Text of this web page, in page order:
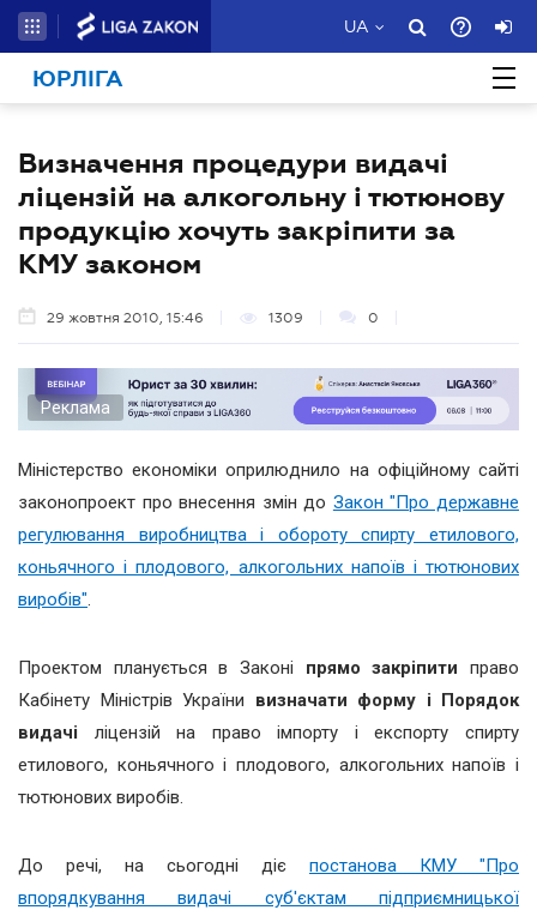
UA
ЮРЛІГА
Визначення процедури видачі
ліцензій на алкогольну і тютюнову
продукцію хочуть закріпити за
КМУ законом
29 жовтня 2010, 15:46 1309 0
Реклама
Міністерство економіки оприлюднило на офіційному сайті
законопроект про внесення змін до Закон "Про державне
регулювання виробництва і обороту спирту етилового,
коньячного і плодового, алкогольних напоїв і тютюнових
виробів".
Проектом планується в Законі прямо закріпити право
Кабінету Міністрів України визначати форму і Порядок
видачі ліцензій на право імпорту і експорту спирту
етилового, коньячного і плодового, алкогольних напоїв і
тютюнових виробів.
До речі, на сьогодні діє постанова КМУ "Про
впорядкування видачі суб'єктам підприємницької